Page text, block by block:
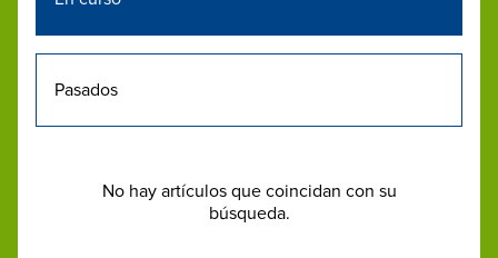
Pasados
No hay artículos que coincidan con su
búsqueda.